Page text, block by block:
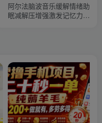
阿尔法脑波音乐缓解情绪助
眠减解压增强激发记忆力右